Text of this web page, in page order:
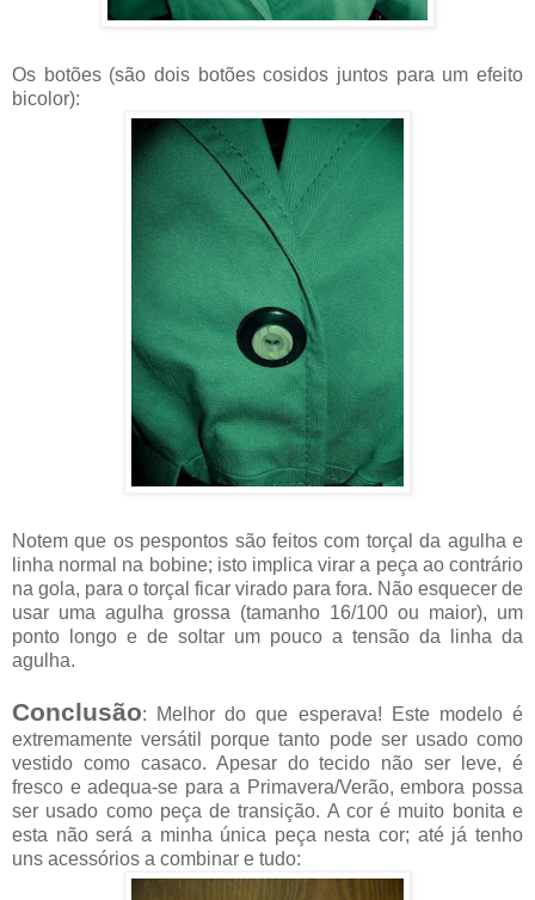
Os botões (são dois botões cosidos juntos para um efeito
bicolor):
Notem que os pespontos são feitos com torçal da agulha e
linha normal na bobine; isto implica virar a peça ao contrário
na gola, para o torçal ficar virado para fora. Não esquecer de
usar uma agulha grossa (tamanho 16/100 ou maior), um
ponto longo e de soltar um pouco a tensão da linha da
agulha.
Conclusão: Melhor do que esperava! Este modelo é
extremamente versátil porque tanto pode ser usado como
vestido como casaco. Apesar do tecido não ser leve, é
fresco e adequa-se para a Primavera/Verão, embora possa
ser usado como peça de transição. A cor é muito bonita e
esta não será a minha única peça nesta cor; até já tenho
uns acessórios a combinar e tudo: